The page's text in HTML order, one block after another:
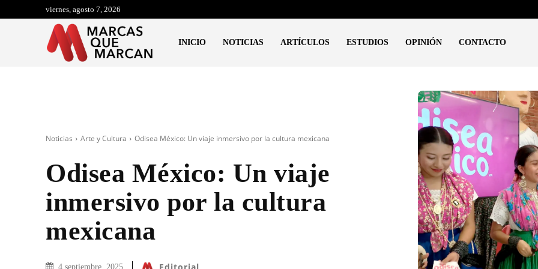
viernes, agosto 7, 2026
INICIO NOTICIAS ARTÍCULOS ESTUDIOS OPINIÓN CONTACTO
Noticias Arte y Cultura Odisea México: Un viaje inmersivo por la cultura mexicana
Odisea México: Un viaje
inmersivo por la cultura
mexicana
4 septiembre, 2025